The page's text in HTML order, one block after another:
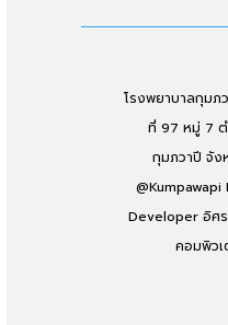
โรงพยาบาลกุมภ
ที่ 97 หมู่ 7 ต
กุมภวาปี จัง
Developer อิศ
คอมพิว